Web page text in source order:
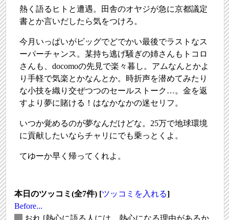
熱く語るヒトと遭遇。田舎のオヤジが急に京都議定
書とか言いだしたら気をつけろ。
今月いっぱいがビッグでどでかい最後でラストなス
ーパーチャンス。某持ち逃げ騒ぎの姉さんもトコロ
さんも、docomoの先見で楽々暮し。アムなんとかよ
り手軽で気楽とかなんとか。時折声を潜めてみたり
な小技を織り交ぜつつのセールストーク…。金を返
すより夢に賭ける！はなかなかの迷セリフ。
いつか覚めるのが夢なんだけどな。25万で地球環境
に貢献したいならチャリにでも乗っとくよ。
てゆーか早く帰ってくれよ。
本日のツッコミ(全7件) [ツッコミを入れる]
Before...
おれ [熱心に語る人には、熱心になる理由があるか